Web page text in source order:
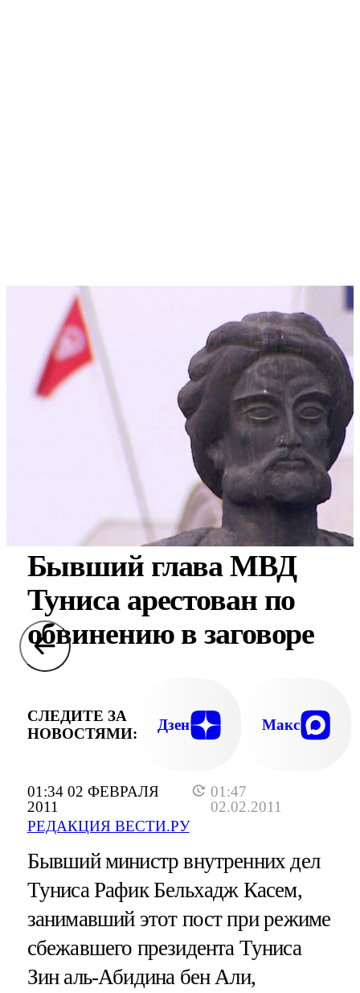
01:34 02 ФЕВРАЛЯ
2011
01:47
02.02.2011
РЕДАКЦИЯ ВЕСТИ.РУ
Бывший глава МВД
Туниса арестован по
обвинению в заговоре
СЛЕДИТЕ ЗА
НОВОСТЯМИ:
Дзен Макс
Бывший министр внутренних дел
Туниса Рафик Бельхадж Касем,
занимавший этот пост при режиме
сбежавшего президента Туниса
Зин аль-Абидина бен Али,